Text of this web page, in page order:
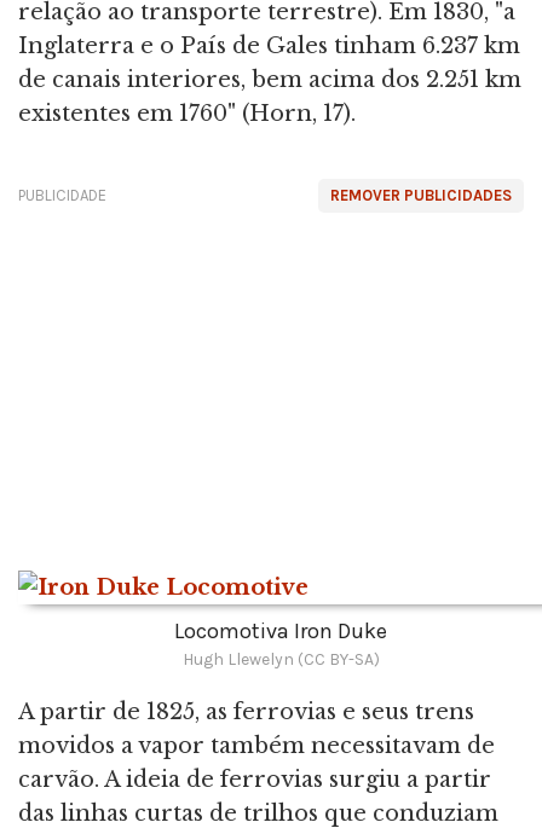
relação ao transporte terrestre). Em 1830, "a
Inglaterra e o País de Gales tinham 6.237 km
de canais interiores, bem acima dos 2.251 km
existentes em 1760" (Horn, 17).
REMOVER PUBLICIDADES
PUBLICIDADE
Locomotiva Iron Duke
Hugh Llewelyn (CC BY-SA)
A partir de 1825, as ferrovias e seus trens
movidos a vapor também necessitavam de
carvão. A ideia de ferrovias surgiu a partir
das linhas curtas de trilhos que conduziam